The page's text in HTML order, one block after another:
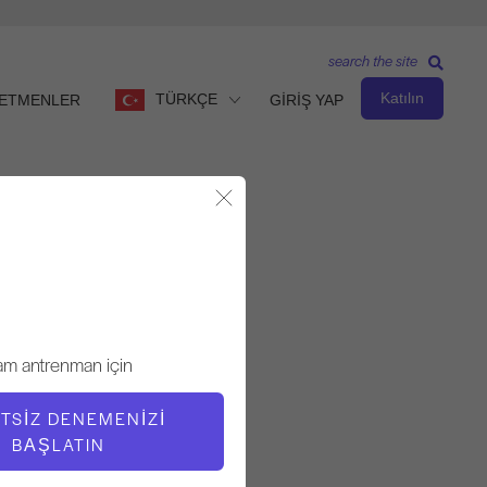
TÜRKÇE GİRİŞ YAP Katılın
search the site
antrenman için
DENEMENIZI
BAŞLATIN
Fabien Menegon
VIDEO ZAMANI
5:28